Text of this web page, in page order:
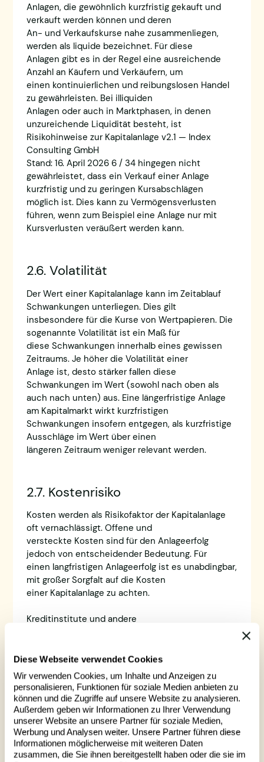
Diese Webseite verwendet Cookies
Wir verwenden Cookies, um Inhalte und Anzeigen zu
personalisieren, Funktionen für soziale Medien anbieten zu
können und die Zugriffe auf unsere Website zu analysieren.
Außerdem geben wir Informationen zu Ihrer Verwendung
unserer Website an unsere Partner für soziale Medien,
Werbung und Analysen weiter. Unsere Partner führen diese
Informationen möglicherweise mit weiteren Daten
zusammen, die Sie ihnen bereitgestellt haben oder die sie im
Anlagen, die gewöhnlich kurzfristig gekauft und
verkauft werden können und deren
An- und Verkaufskurse nahe zusammenliegen,
werden als liquide bezeichnet. Für diese
Anlagen gibt es in der Regel eine ausreichende
Anzahl an Käufern und Verkäufern, um
einen kontinuierlichen und reibungslosen Handel
zu gewährleisten. Bei illiquiden
Anlagen oder auch in Marktphasen, in denen
unzureichende Liquidität besteht, ist
Risikohinweise zur Kapitalanlage v2.1 — Index
Consulting GmbH
Stand: 16. April 2026 6 / 34 hingegen nicht
gewährleistet, dass ein Verkauf einer Anlage
kurzfristig und zu geringen Kursabschlägen
möglich ist. Dies kann zu Vermögensverlusten
führen, wenn zum Beispiel eine Anlage nur mit
Kursverlusten veräußert werden kann.
2.6. Volatilität
Der Wert einer Kapitalanlage kann im Zeitablauf
Schwankungen unterliegen. Dies gilt
insbesondere für die Kurse von Wertpapieren. Die
sogenannte Volatilität ist ein Maß für
diese Schwankungen innerhalb eines gewissen
Zeitraums. Je höher die Volatilität einer
Anlage ist, desto stärker fallen diese
Schwankungen im Wert (sowohl nach oben als
auch nach unten) aus. Eine längerfristige Anlage
am Kapitalmarkt wirkt kurzfristigen
Schwankungen insofern entgegen, als kurzfristige
Ausschläge im Wert über einen
längeren Zeitraum weniger relevant werden.
2.7. Kostenrisiko
Kosten werden als Risikofaktor der Kapitalanlage
oft vernachlässigt. Offene und
versteckte Kosten sind für den Anlageerfolg
jedoch von entscheidender Bedeutung. Für
einen langfristigen Anlageerfolg ist es unabdingbar,
mit großer Sorgfalt auf die Kosten
einer Kapitalanlage zu achten.
Kreditinstitute und andere
Wertpapieren in der Regel an ihre
Kunden weiter und können zusätzlich eine
Provision für die Ausführung des Auftrags
berechnen. Außerdem berechnen Banken,
Fondsanbieter oder sonstige
Finanzdienstleister oder Vermittler meist
sogenannte Folgekosten, wie etwa Kosten für
die Depotführung, Managementgebühren,